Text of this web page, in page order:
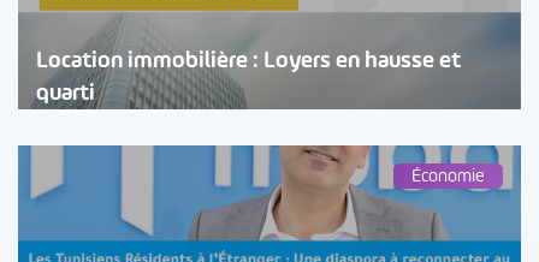
Location immobilière : Loyers en hausse et
quarti
Économie